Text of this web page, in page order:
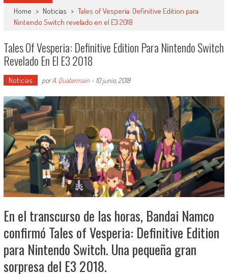
Home > Noticias > Tales of Vesperia: Definitive Edition para
Nintendo Switch revelado en el E3 2018
Tales Of Vesperia: Definitive Edition Para Nintendo Switch
Revelado En El E3 2018
Noticias porA. Quatermain- 10 junio, 2018
En el transcurso de las horas, Bandai Namco
confirmó Tales of Vesperia: Definitive Edition
para Nintendo Switch. Una pequeña gran
sorpresa del E3 2018.